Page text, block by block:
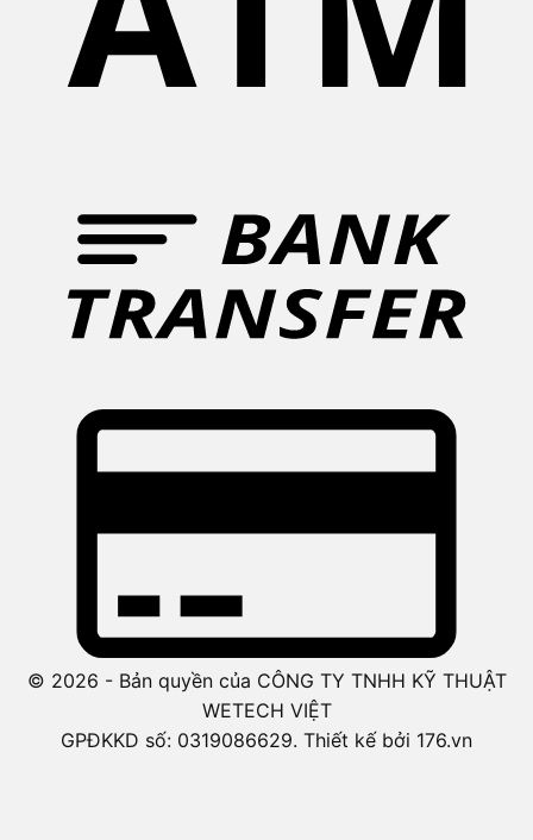
© 2026 - Bản quyền của CÔNG TY TNHH KỸ THUẬT
WETECH VIỆT
GPĐKKD số: 0319086629. Thiết kế bởi 176.vn